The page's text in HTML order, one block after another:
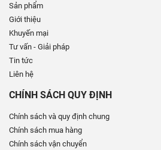
Sản phẩm
Giới thiệu
Khuyến mại
Tư vấn - Giải pháp
Tin tức
Liên hệ
CHÍNH SÁCH QUY ĐỊNH
Chính sách và quy định chung
Chính sách mua hàng
Chính sách vận chuyển